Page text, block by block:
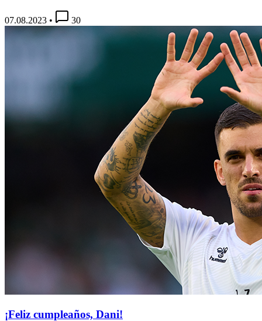
07.08.2023 • 30
¡Feliz cumpleaños, Dani!